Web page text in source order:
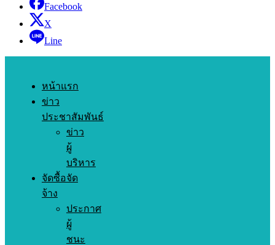
Facebook
X
Line
หน้าแรก
ข่าว
ประชาสัมพันธ์
ข่าว
ผู้
บริหาร
จัดซื้อจัด
จ้าง
ประกาศ
ผู้
ชนะ